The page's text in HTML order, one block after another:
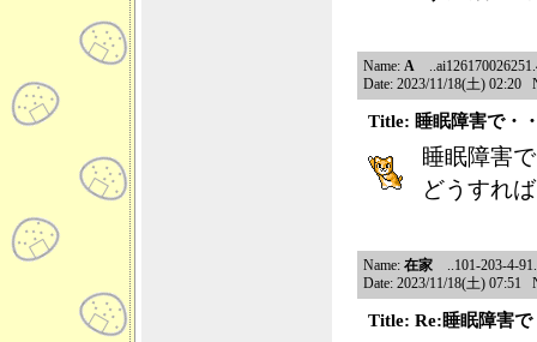
Name: A
Date: 2023/11/18(土) 02:20
Title: 睡眠障害で・
睡眠障害
どうすれ
Name: 在家 ..101-203-4-
Date: 2023/11/18(土) 07:51
Title: Re:睡眠障害で